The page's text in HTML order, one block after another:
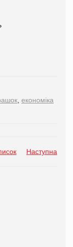
економіка
Наступна